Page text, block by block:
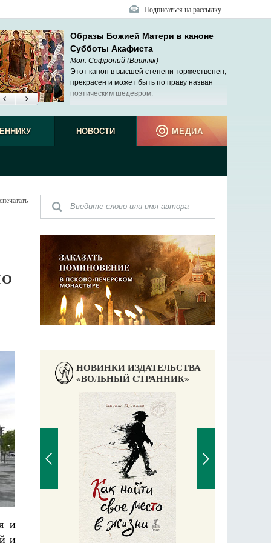
Подписаться на рассылку
Образы Божией Матери в каноне
Субботы Акафиста
Мон. Софроний (Вишняк)
Этот канон в высшей степени торжественен,
прекрасен и может быть по праву назван
поэтическим шедевром.
НОВОСТИ МЕДИА
и
и
НОВИНКИ ИЗДАТЕЛЬСТВА
«ВОЛЬНЫЙ СТРАННИК»